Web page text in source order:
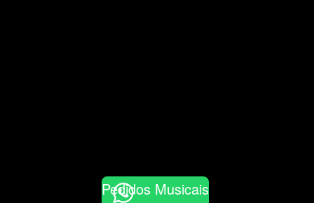
Pedidos Musicais